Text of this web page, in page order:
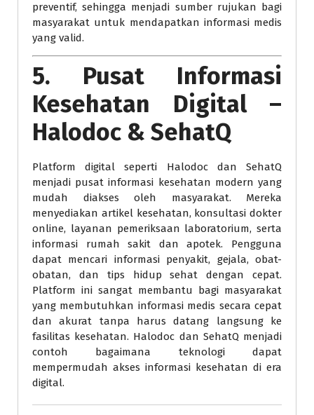
preventif, sehingga menjadi sumber rujukan bagi
masyarakat untuk mendapatkan informasi medis
yang valid.
5. Pusat Informasi
Kesehatan Digital –
Halodoc & SehatQ
Platform digital seperti Halodoc dan SehatQ
menjadi pusat informasi kesehatan modern yang
mudah diakses oleh masyarakat. Mereka
menyediakan artikel kesehatan, konsultasi dokter
online, layanan pemeriksaan laboratorium, serta
informasi rumah sakit dan apotek. Pengguna
dapat mencari informasi penyakit, gejala, obat-
obatan, dan tips hidup sehat dengan cepat.
Platform ini sangat membantu bagi masyarakat
yang membutuhkan informasi medis secara cepat
dan akurat tanpa harus datang langsung ke
fasilitas kesehatan. Halodoc dan SehatQ menjadi
contoh bagaimana teknologi dapat
mempermudah akses informasi kesehatan di era
digital.